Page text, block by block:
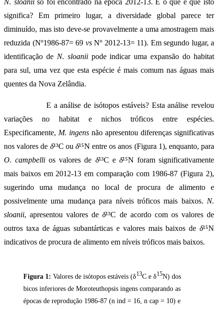
N. sloaniisó foi encontrado na época 2012-13. E o que é que isto
significa? Em primeiro lugar, a diversidade global parece ter
diminuído, mas isto deve-se provavelmente a uma amostragem mais
reduzida (Nº1986-87= 69 vsNº 2012-13= 11). Em segundo lugar, a
identificação de N. sloaniipode indicar uma expansão do habitat
para sul, uma vez que esta espécie é mais comum nas águas mais
quentes da Nova Zelândia.
E a análise de isótopos estáveis? Esta análise revelou
variações no habitat e nichos tróficos entre espécies.
Especificamente, M. ingens não apresentou diferenças significativas
nos valores de δ¹³C ou δ¹⁵N entre os anos (Figura 1), enquanto, para
O. campbelli os valores de δ¹³C e δ¹⁵N foram significativamente
mais baixos em 2012-13 em comparação com 1986-87 (Figura 2),
sugerindo uma mudança no local de procura de alimento e
possivelmente uma mudança para níveis tróficos mais baixos. N.
sloanii, apresentou valores deδ¹³C de acordo com os valores de
outros taxa de águas subantárticas e valores mais baixos de δ¹⁵N
indicativos de procura de alimento em níveis tróficos mais baixos.
Figura 1: Valores de isótopos estáveis (δ13C e δ15N) dos
bicos inferiores de Moroteuthopsis ingens comparando as
épocas de reprodução 1986-87 (n ind = 16, n cap = 10) e